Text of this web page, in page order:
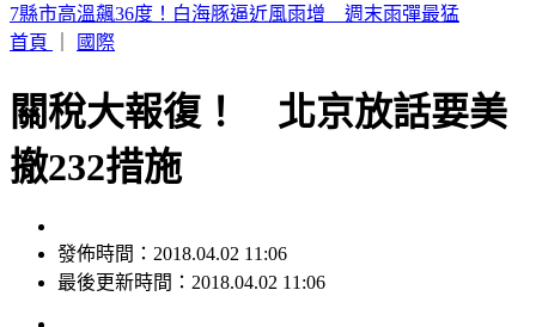
7縣市高溫飆36度！白海豚逼近風雨增 週末雨彈最猛
首頁
國際
關稅大報復！ 北京放話要美
撤232措施
發佈時間：2018.04.02 11:06
最後更新時間：2018.04.02 11:06